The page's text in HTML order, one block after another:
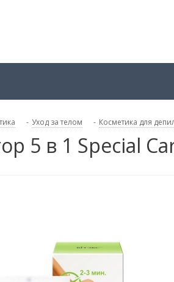
- Уход за телом - Косметика для
5 в 1 Special